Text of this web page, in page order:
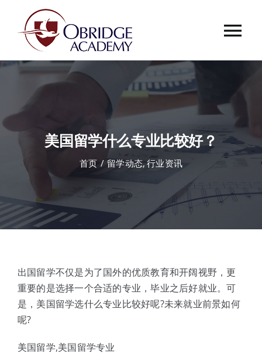
首页
欧桥介绍
课程中心
合作伙伴
体验中心
美国留学什么专业比较好？
首页 留学动态 行业资讯
出国留学不仅是为了国外的优质教育和开阔视野，更
重要的是选择一个合适的专业，毕业之后好就业。可
是，美国留学选什么专业比较好呢?未来就业前景如何
呢?
美国留学,美国留学专业